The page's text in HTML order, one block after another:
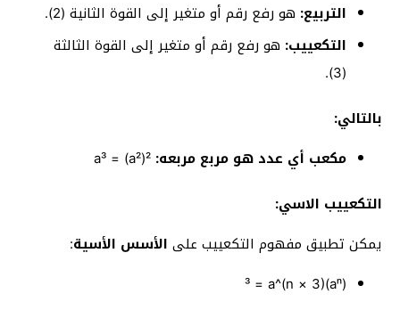
التربيع: هو رفع رقم أو متغير إلى القوة الثانية (2).
التكعييب: هو رفع رقم أو متغير إلى القوة الثالثة
(3).
بالتالي:
مكعب أي عدد هو مربع مربعه:
التكعييب الاسي:
يمكن تطبيق مفهوم التكعييب على الأسس الأسية:
(aⁿ)³ = a^(n × 3)